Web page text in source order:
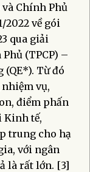
Chính Phủ
2022 về gói
qua giải
(TPCP) –
Từ đó
vụ,
điểm phấn
Kinh tế,
trung cho hạ
với ngân
là rất lớn. [3]